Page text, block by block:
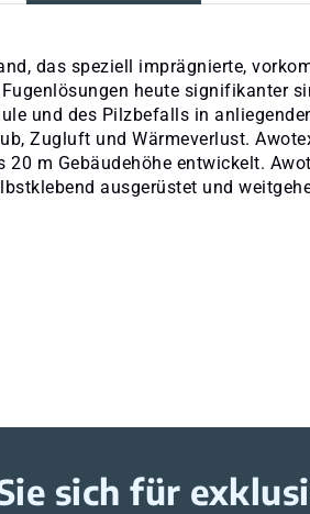
das speziell imprägnierte,
heute signifikanter
und des Pilzbefalls in
Zugluft und Wärmeverlust.
20 m Gebäudehöhe entwickelt.
ausgerüstet und
sich für